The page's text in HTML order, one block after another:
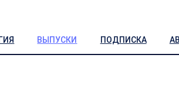
ВЫПУСКИ ПОДПИСКА